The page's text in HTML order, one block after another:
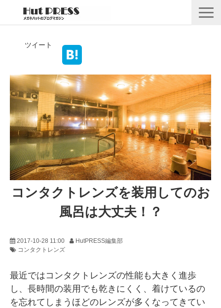
採用情報
企業情報
安心保証
🛒オンラインショップ
ツイート
コンタクトレンズを装用してのお
風呂は大丈夫！？
2017-10-28 11:00
HutPRESS編集部
コンタクトレンズ
最近ではコンタクトレンズの性能も大きく進歩
し、長時間の装用でも乾きにくく、着けているの
を忘れてしまうほどのレンズが多くなってきてい